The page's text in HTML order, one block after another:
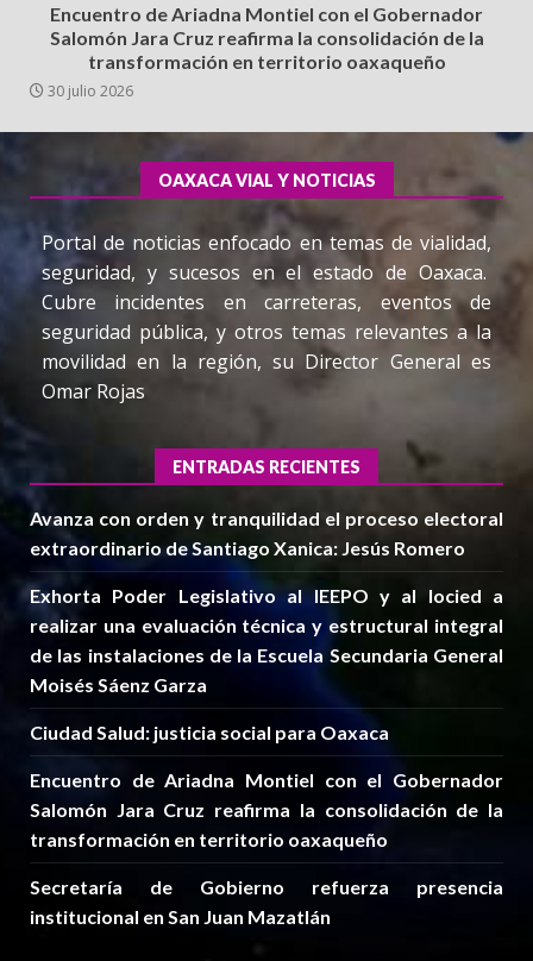
Encuentro de Ariadna Montiel con el Gobernador
Salomón Jara Cruz reafirma la consolidación de la
transformación en territorio oaxaqueño
30 julio 2026
OAXACA VIAL Y NOTICIAS
Portal de noticias enfocado en temas de vialidad,
seguridad, y sucesos en el estado de Oaxaca.
Cubre incidentes en carreteras, eventos de
seguridad pública, y otros temas relevantes a la
movilidad en la región, su Director General es
Omar Rojas
ENTRADAS RECIENTES
Avanza con orden y tranquilidad el proceso electoral
extraordinario de Santiago Xanica: Jesús Romero
Exhorta Poder Legislativo al IEEPO y al Iocied a
realizar una evaluación técnica y estructural integral
de las instalaciones de la Escuela Secundaria General
Moisés Sáenz Garza
Ciudad Salud: justicia social para Oaxaca
Encuentro de Ariadna Montiel con el Gobernador
Salomón Jara Cruz reafirma la consolidación de la
transformación en territorio oaxaqueño
Secretaría de Gobierno refuerza presencia
institucional en San Juan Mazatlán